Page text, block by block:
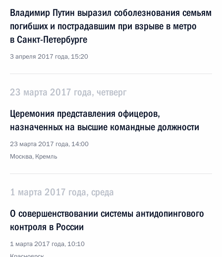
Владимир Путин выразил соболезнования семьям
погибших и пострадавшим при взрыве в метро
в Санкт-Петербурге
3 апреля 2017 года, 15:20
23 марта 2017 года, четверг
Церемония представления офицеров,
назначенных на высшие командные должности
23 марта 2017 года, 14:00
Москва, Кремль
1 марта 2017 года, среда
О совершенствовании системы антидопингового
контроля в России
1 марта 2017 года, 10:10